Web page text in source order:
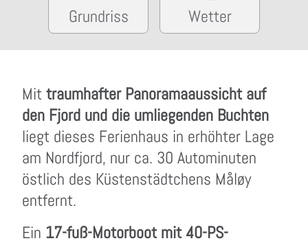
Grundriss Wetter
Mit traumhafter Panoramaaussicht auf
den Fjord und die umliegenden Buchten
liegt dieses Ferienhaus in erhöhter Lage
am Nordfjord, nur ca. 30 Autominuten
östlich des Küstenstädtchens Måløy
entfernt.
Ein 17-fuß-Motorboot mit 40-PS-